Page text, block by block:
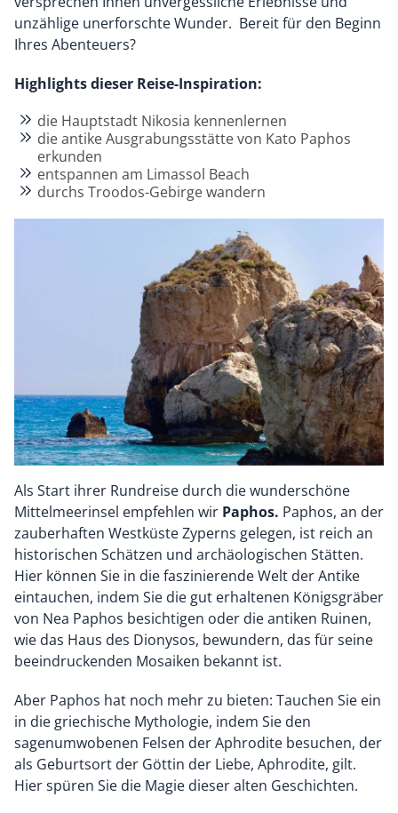
unzählige unerforschte Wunder. Bereit für den Beginn
Ihres Abenteuers?
Highlights dieser Reise-Inspiration:
die Hauptstadt Nikosia kennenlernen
die antike Ausgrabungsstätte von Kato Paphos
erkunden
entspannen am Limassol Beach
durchs Troodos-Gebirge wandern
Als Start ihrer Rundreise durch die wunderschöne
Mittelmeerinsel empfehlen wir Paphos. Paphos, an der
zauberhaften Westküste Zyperns gelegen, ist reich an
historischen Schätzen und archäologischen Stätten.
Hier können Sie in die faszinierende Welt der Antike
eintauchen, indem Sie die gut erhaltenen Königsgräber
von Nea Paphos besichtigen oder die antiken Ruinen,
wie das Haus des Dionysos, bewundern, das für seine
beeindruckenden Mosaiken bekannt ist.
Aber Paphos hat noch mehr zu bieten: Tauchen Sie ein
in die griechische Mythologie, indem Sie den
sagenumwobenen Felsen der Aphrodite besuchen, der
als Geburtsort der Göttin der Liebe, Aphrodite, gilt.
Hier spüren Sie die Magie dieser alten Geschichten.